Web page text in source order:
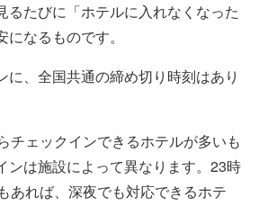
るたびに「ホテルに入れなくなった
なるものです。
に、全国共通の締め切り時刻はあり
チェックインできるホテルが多いも
ンは施設によって異なります。23時
あれば、深夜でも対応できるホテ